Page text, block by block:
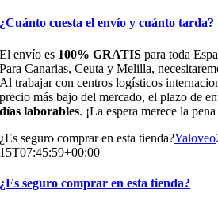
¿Cuánto cuesta el envío y cuánto tarda?
El envío es 100% GRATIS para toda
Para Canarias, Ceuta y Melilla,
Al trabajar con centros logísticos
precio más bajo del mercado, el plazo de
días laborables. ¡La espera merece la
¿Es seguro comprar en esta tienda?Yaloveo
15T07:45:59+00:00
¿Es seguro comprar en esta tienda?